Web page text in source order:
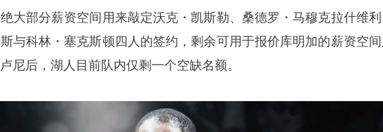
大部分薪资空间用来敲定沃克・凯斯勒、桑德罗・马穆克拉什维
与科林・塞克斯顿四人的签约，剩余可用于报价库明加的薪资空
尼后，湖人目前队内仅剩一个空缺名额。